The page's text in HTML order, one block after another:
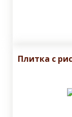
Плитка с